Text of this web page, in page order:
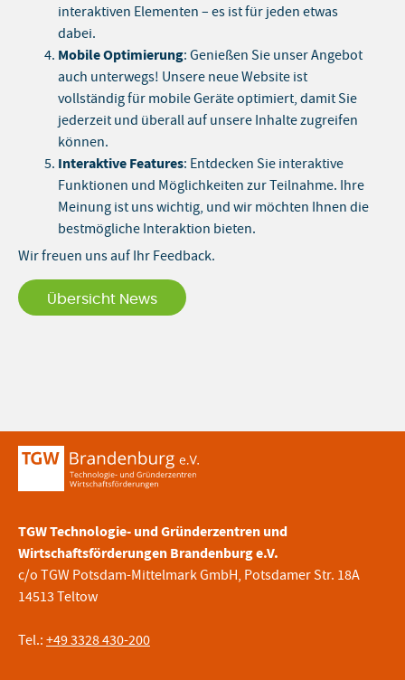
interaktiven Elementen – es ist für jeden etwas
dabei.
Mobile Optimierung: Genießen Sie unser Angebot
auch unterwegs! Unsere neue Website ist
vollständig für mobile Geräte optimiert, damit Sie
jederzeit und überall auf unsere Inhalte zugreifen
können.
Interaktive Features: Entdecken Sie interaktive
Funktionen und Möglichkeiten zur Teilnahme. Ihre
Meinung ist uns wichtig, und wir möchten Ihnen die
bestmögliche Interaktion bieten.
Wir freuen uns auf Ihr Feedback.
Übersicht News
TGW Technologie- und Gründerzentren und
Wirtschaftsförderungen Brandenburg e.V.
c/o TGW Potsdam-Mittelmark GmbH, Potsdamer Str. 18A
14513 Teltow
Tel.: +49 3328 430-200